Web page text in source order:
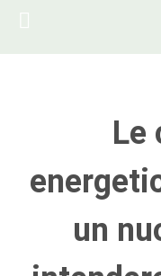
Le
un